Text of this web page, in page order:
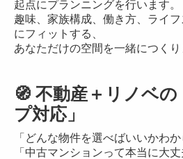
起点にプランニングを行います。
趣味、家族構成、働き方、ライ
にフィットする、
あなただけの空間を一緒につくり
🧭 不動産＋リノベ
プ対応」
「どんな物件を選べばいいかわか
「中古マンションって本当に大丈